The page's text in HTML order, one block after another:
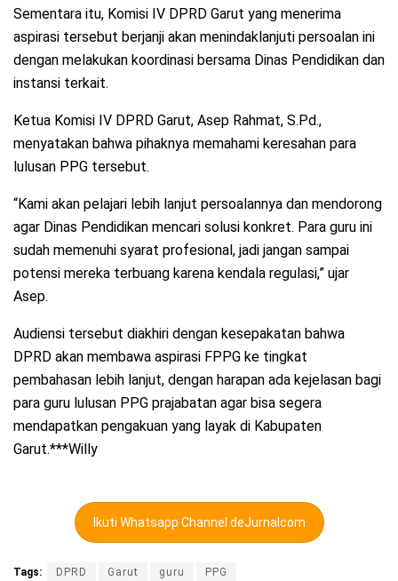
Sementara itu, Komisi IV DPRD Garut yang menerima
aspirasi tersebut berjanji akan menindaklanjuti persoalan ini
dengan melakukan koordinasi bersama Dinas Pendidikan dan
instansi terkait.
Ketua Komisi IV DPRD Garut, Asep Rahmat, S.Pd.,
menyatakan bahwa pihaknya memahami keresahan para
lulusan PPG tersebut.
“Kami akan pelajari lebih lanjut persoalannya dan mendorong
agar Dinas Pendidikan mencari solusi konkret. Para guru ini
sudah memenuhi syarat profesional, jadi jangan sampai
potensi mereka terbuang karena kendala regulasi,” ujar
Asep.
Audiensi tersebut diakhiri dengan kesepakatan bahwa
DPRD akan membawa aspirasi FPPG ke tingkat
pembahasan lebih lanjut, dengan harapan ada kejelasan bagi
para guru lulusan PPG prajabatan agar bisa segera
mendapatkan pengakuan yang layak di Kabupaten
Garut.***Willy
Ikuti Whatsapp Channel deJurnalcom
Tags: DPRD Garut guru PPG